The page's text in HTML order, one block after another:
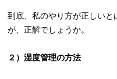
到底、私のやり方が正しい
が、正解でしょうか。
２）湿度管理の方法